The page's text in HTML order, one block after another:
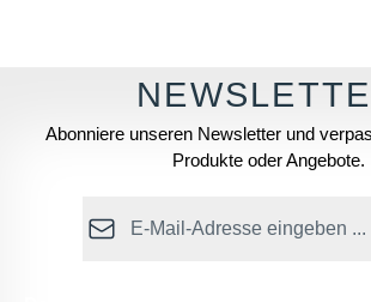
Abonniere unseren Newsletter und
Produkte oder Angebote.
E-Mail-